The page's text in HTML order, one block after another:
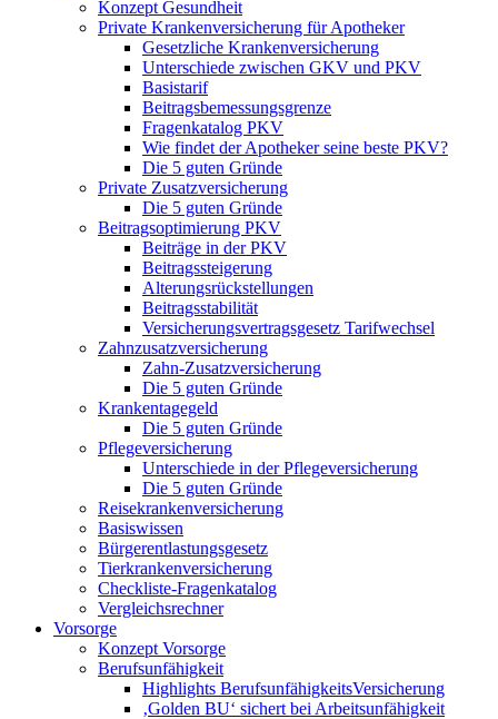
Konzept Gesundheit
Private Krankenversicherung für Apotheker
Gesetzliche Krankenversicherung
Unterschiede zwischen GKV und PKV
Basistarif
Beitragsbemessungsgrenze
Fragenkatalog PKV
Wie findet der Apotheker seine beste PKV?
Die 5 guten Gründe
Private Zusatzversicherung
Die 5 guten Gründe
Beitragsoptimierung PKV
Beiträge in der PKV
Beitragssteigerung
Alterungsrückstellungen
Beitragsstabilität
Versicherungsvertragsgesetz Tarifwechsel
Zahnzusatzversicherung
Zahn-Zusatzversicherung
Die 5 guten Gründe
Krankentagegeld
Die 5 guten Gründe
Pflegeversicherung
Unterschiede in der Pflegeversicherung
Die 5 guten Gründe
Reisekrankenversicherung
Basiswissen
Bürgerentlastungsgesetz
Tierkrankenversicherung
Checkliste-Fragenkatalog
Vergleichsrechner
Vorsorge
Konzept Vorsorge
Berufsunfähigkeit
Highlights BerufsunfähigkeitsVersicherung
‚Golden BU‘ sichert bei Arbeitsunfähigkeit